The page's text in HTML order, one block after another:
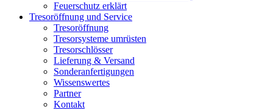
Feuerschutz erklärt
Tresoröffnung und Service
Tresoröffnung
Tresorsysteme umrüsten
Tresorschlösser
Lieferung & Versand
Sonderanfertigungen
Wissenswertes
Partner
Kontakt